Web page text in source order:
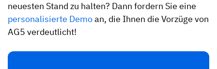
neuesten Stand zu halten? Dann fordern Sie eine
personalisierte Demoan, die Ihnen die Vorzüge von
AG5 verdeutlicht!